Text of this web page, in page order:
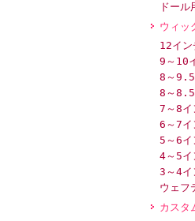
ドール
ウィッ
12イン
9～10
8～9.5
8～8.5
7～8イ
6～7イ
5～6イ
4～5イ
3～4イ
ウェフ
カス